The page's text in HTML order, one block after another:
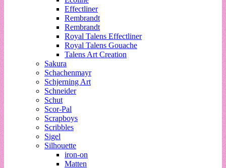
Effectliner
Rembrandt
Rembrandt
Royal Talens Effectliner
Royal Talens Gouache
Talens Art Creation
Sakura
Schachenmayr
Schjerning Art
Schneider
Schut
Scor-Pal
Scrapboys
Scribbles
Sigel
Silhouette
iron-on
Matten